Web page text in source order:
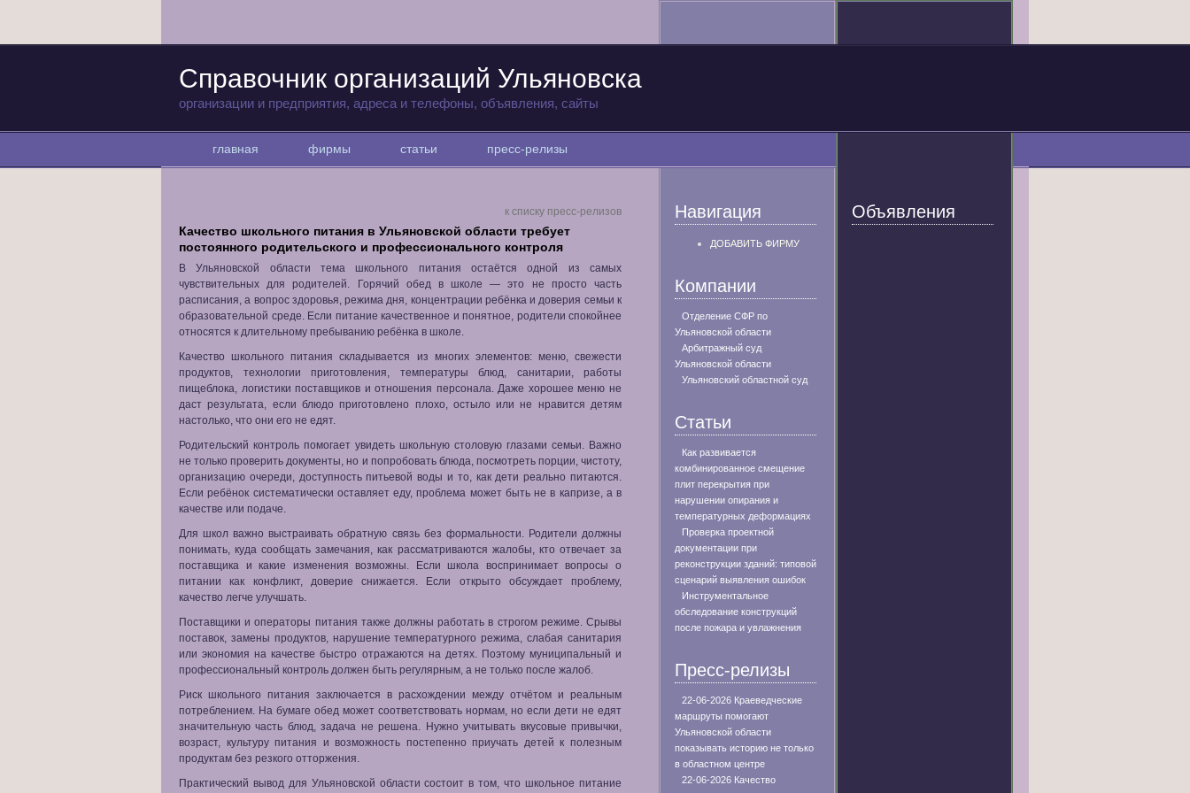
Справочник организаций Ульяновска
организации и предприятия, адреса и телефоны, объявления, сайты
главная фирмы статьи пресс-релизы
к списку пресс-релизов
Качество школьного питания в Ульяновской области требует
постоянного родительского и профессионального контроля
В Ульяновской области тема школьного питания остаётся одной из самых
чувствительных для родителей. Горячий обед в школе — это не просто часть
расписания, а вопрос здоровья, режима дня, концентрации ребёнка и доверия семьи к
образовательной среде. Если питание качественное и понятное, родители спокойнее
относятся к длительному пребыванию ребёнка в школе.
Качество школьного питания складывается из многих элементов: меню, свежести
продуктов, технологии приготовления, температуры блюд, санитарии, работы
пищеблока, логистики поставщиков и отношения персонала. Даже хорошее меню не
даст результата, если блюдо приготовлено плохо, остыло или не нравится детям
настолько, что они его не едят.
Родительский контроль помогает увидеть школьную столовую глазами семьи. Важно
не только проверить документы, но и попробовать блюда, посмотреть порции, чистоту,
организацию очереди, доступность питьевой воды и то, как дети реально питаются.
Если ребёнок систематически оставляет еду, проблема может быть не в капризе, а в
качестве или подаче.
Для школ важно выстраивать обратную связь без формальности. Родители должны
понимать, куда сообщать замечания, как рассматриваются жалобы, кто отвечает за
поставщика и какие изменения возможны. Если школа воспринимает вопросы о
питании как конфликт, доверие снижается. Если открыто обсуждает проблему,
качество легче улучшать.
Поставщики и операторы питания также должны работать в строгом режиме. Срывы
поставок, замены продуктов, нарушение температурного режима, слабая санитария
или экономия на качестве быстро отражаются на детях. Поэтому муниципальный и
профессиональный контроль должен быть регулярным, а не только после жалоб.
Риск школьного питания заключается в расхождении между отчётом и реальным
потреблением. На бумаге обед может соответствовать нормам, но если дети не едят
значительную часть блюд, задача не решена. Нужно учитывать вкусовые привычки,
возраст, культуру питания и возможность постепенно приучать детей к полезным
продуктам без резкого отторжения.
Практический вывод для Ульяновской области состоит в том, что школьное питание
Навигация
ДОБАВИТЬ ФИРМУ
Компании
Отделение СФР по
Ульяновской области
Арбитражный суд
Ульяновской области
Ульяновский областной суд
Статьи
Как развивается
комбинированное смещение
плит перекрытия при
нарушении опирания и
температурных деформациях
Проверка проектной
документации при
реконструкции зданий: типовой
сценарий выявления ошибок
Инструментальное
обследование конструкций
после пожара и увлажнения
Пресс-релизы
22-06-2026 Краеведческие
маршруты помогают
Ульяновской области
показывать историю не только
в областном центре
22-06-2026 Качество
Объявления